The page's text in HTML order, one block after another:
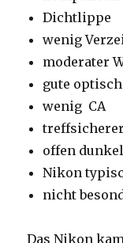
Dichtlippe
wenig
moderater
gute
wenig CA
offen
Nikon
nicht
Das Nikon